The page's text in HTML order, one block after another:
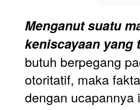
Menganut suatu
keniscayaan yang
butuh berpegang
otoritatif, maka
dengan ucapannya